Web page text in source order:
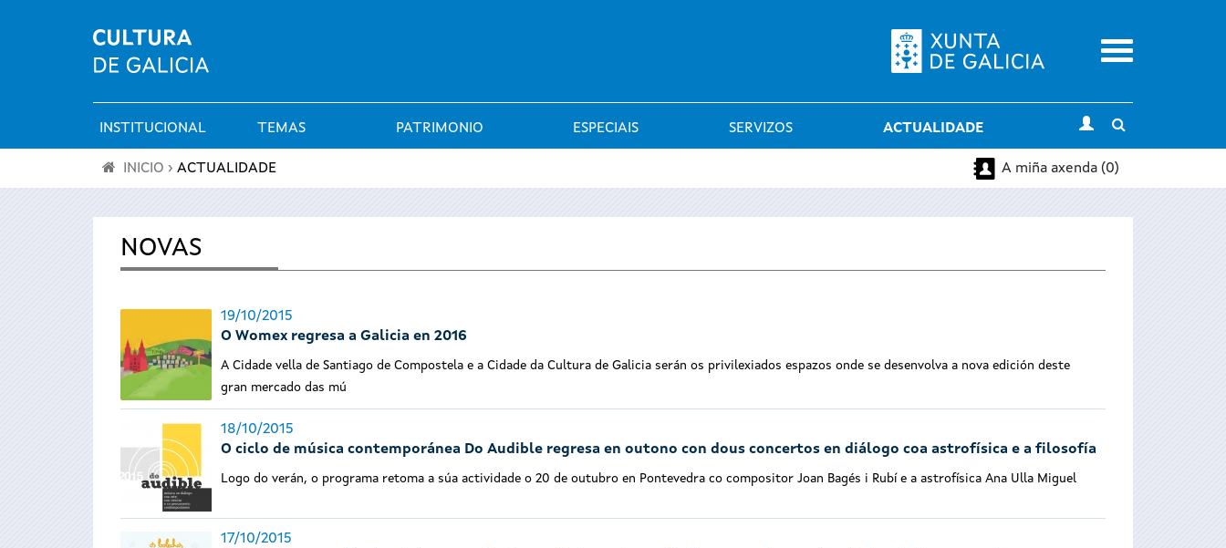
Menu
Menú
principal
INSTITUCIONAL TEMAS PATRIMONIO ESPECIAIS SERVIZOS ACTUALIDADE
search
está
INICIO › ACTUALIDADE A miña axenda (0)
NOVAS
19/10/2015
O Womex regresa a Galicia en 2016
A Cidade vella de Santiago de Compostela e a Cidade da Cultura de Galicia serán os privilexiados espazos onde se desenvolva a nova edición deste
gran mercado das mú
18/10/2015
O ciclo de música contemporánea Do Audible regresa en outono con dous concertos en diálogo coa astrofísica e a filosofía
Logo do verán, o programa retoma a súa actividade o 20 de outubro en Pontevedra co compositor Joan Bagés i Rubí e a astrofísica Ana Ulla Miguel
17/10/2015